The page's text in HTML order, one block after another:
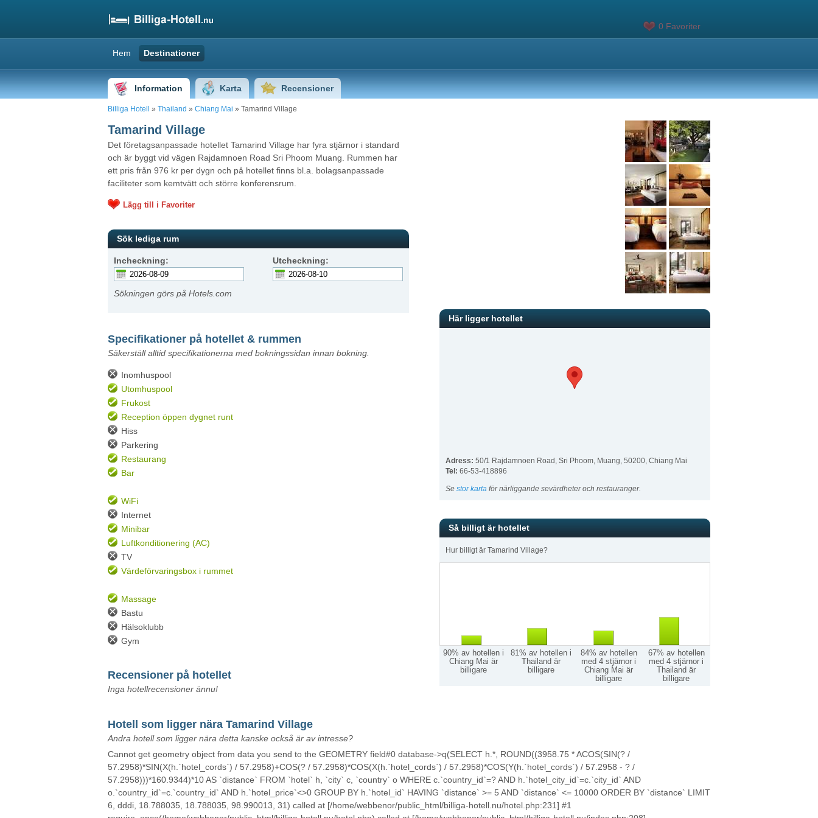
0 Favoriter
Hem Destinationer
Information Karta Recensioner
Billiga Hotell » Thailand » Chiang Mai » Tamarind Village
Tamarind Village
Det företagsanpassade hotellet Tamarind Village har fyra stjärnor i standard
och är byggt vid vägen Rajdamnoen Road Sri Phoom Muang. Rummen har
ett pris från 976 kr per dygn och på hotellet finns bl.a. bolagsanpassade
faciliteter som kemtvätt och större konferensrum.
Lägg till i Favoriter
Sök lediga rum
Incheckning: Utcheckning:
Sökningen görs på Hotels.com
Specifikationer på hotellet & rummen
Säkerställ alltid specifikationerna med bokningssidan innan bokning.
Inomhuspool
Utomhuspool
Frukost
Reception öppen dygnet runt
Hiss
Parkering
Restaurang
Bar
WiFi
Internet
Minibar
Luftkonditionering (AC)
TV
Värdeförvaringsbox i rummet
Massage
Bastu
Hälsoklubb
Gym
Recensioner på hotellet
Inga hotellrecensioner ännu!
Här ligger hotellet
Adress: 50/1 Rajdamnoen Road, Sri Phoom, Muang 50200, Chiang Mai
Tel: 66-53-418896
Se stor karta för närliggande sevärdheter och restauranger.
Så billigt är hotellet
Hur billigt är Tamarind Village?
90% av hotellen i
Chiang Mai är
billigare
81% av hotellen i
Thailand är
billigare
84% av hotellen
med 4 stjärnor i
Chiang Mai är
billigare
67% av hotellen
med 4 stjärnor i
Thailand är
billigare
Hotell som ligger nära Tamarind Village
Andra hotell som ligger nära detta kanske också är av intresse?
Cannot get geometry object from data you send to the GEOMETRY field#0 database->q(SELECT h.*, ROUND((3958.75 * ACOS(SIN(? /
57.2958)*SIN(X(h.`hotel_cords`) / 57.2958)+COS(? / 57.2958)*COS(X(h.`hotel_cords`) / 57.2958)*COS(Y(h.`hotel_cords`) / 57.2958 - ? /
57.2958)))*160.9344)*10 AS `distance` FROM `hotel` h, `city` c, `country` o WHERE c.`country_id`=? AND h.`hotel_city_id`=c.`city_id` AND
o.`country_id`=c.`country_id` AND h.`hotel_price`<>0 GROUP BY h.`hotel_id` HAVING `distance` >= 5 AND `distance` <= 10000 ORDER BY `distance` LIMIT
6, dddi, 18.788035, 18.788035, 98.990013, 31) called at [/home/webbenor/public_html/billiga-hotell.nu/hotel.php:231] #1